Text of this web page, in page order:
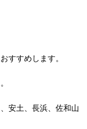
すすめします。
安土、長浜、佐和山